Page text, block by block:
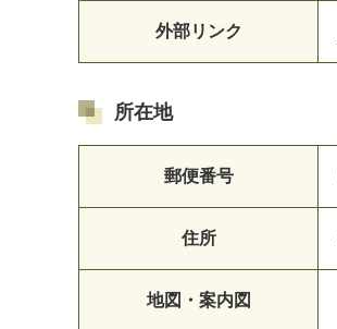
外部リンク
所在地
郵便番号
住所
地図・案内図